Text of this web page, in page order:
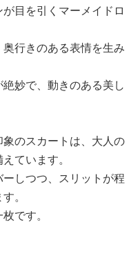
目を引くマーメイドロ
行きのある表情を生み
妙で、動きのある美し
のスカートは、大人の
ています。
しつつ、スリットが程
。
です。